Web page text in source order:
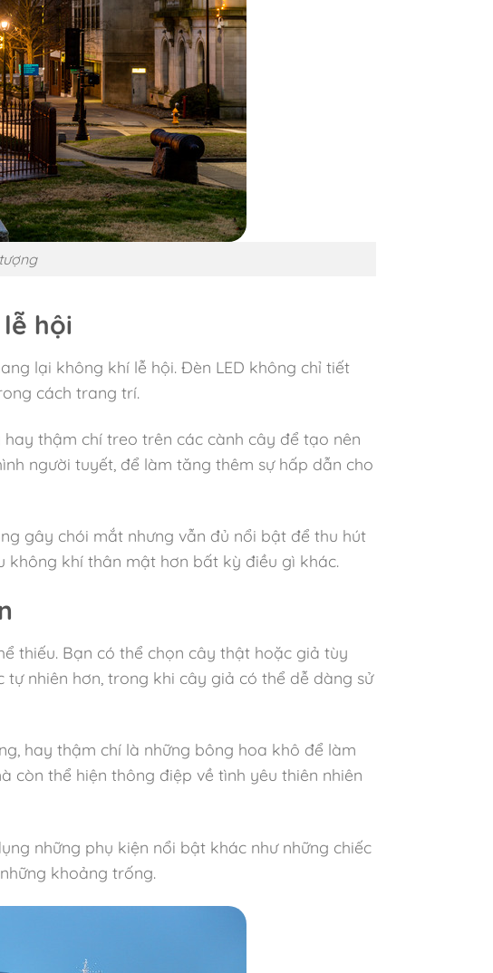
hội
lại không khí lễ hội. Đèn LED không chỉ tiết
cách trang trí.
thậm chí treo trên các cành cây để tạo nên
người tuyết, để làm tăng thêm sự hấp dẫn cho
gây chói mắt nhưng vẫn đủ nổi bật để thu hút
không khí thân mật hơn bất kỳ điều gì khác.
thiếu. Bạn có thể chọn cây thật hoặc giả tùy
nhiên hơn, trong khi cây giả có thể dễ dàng sử
hay thậm chí là những bông hoa khô để làm
còn thể hiện thông điệp về tình yêu thiên nhiên
những phụ kiện nổi bật khác như những chiếc
khoảng trống.